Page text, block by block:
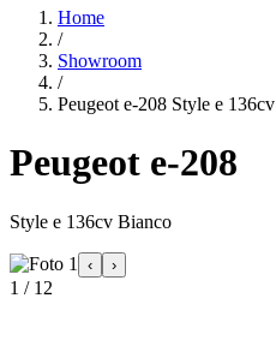
Home
/
Showroom
/
Peugeot e-208 Style e 136cv
Peugeot e-208
Style e 136cv Bianco
‹ ›
1 / 12